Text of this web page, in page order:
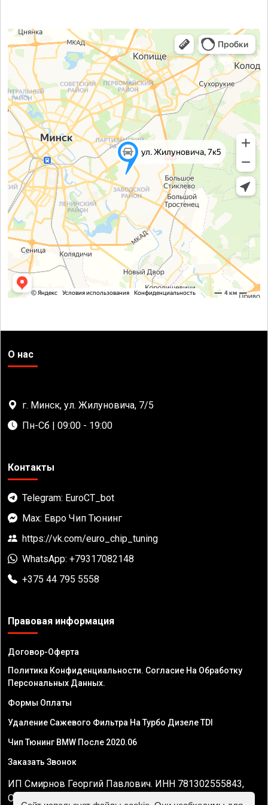
О нас
г. Минск, ул. Жилуновича, 7/5
Пн-Сб | 09:00 - 19:00
Контакты
Telegram: EuroCT_bot
Max: Евро Чип Тюнинг
https://vk.com/euro_chip_tuning
WhatsApp: +79317082148
+375 44 795 5558
Правовая информация
Договор-Оферта
Политика Конфиденциальности. Согласие На Обработку
Персональных Данных.
Формы Оплаты
Удаление Сажевого Фильтра На Турбо Дизеле TDI
Чип Тюнинг BMW После 2020.06
Заказать Звонок
ИП Смирнов Георгий Павлович. ИНН 781302555843,
ОГРНИП 324470400032610